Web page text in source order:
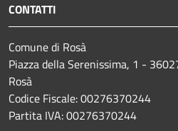
CONTATTI
Comune di Rosà
Piazza della Serenissima, 1 -
Rosà
Codice Fiscale: 00276370244
Partita IVA: 00276370244